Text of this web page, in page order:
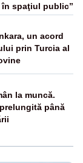
spaţiul public”
un acord
prin Turcia al
la muncă.
până